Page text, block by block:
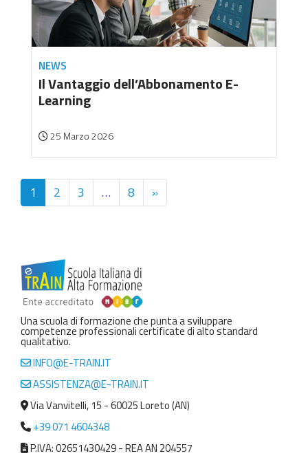
NEWS
Il Vantaggio dell’Abbonamento E-
Learning
25 Marzo 2026
1 2 3 … 8 »
Una scuola di formazione che punta a sviluppare
competenze professionali certificate di alto standard
qualitativo.
INFO@E-TRAIN.IT
ASSISTENZA@E-TRAIN.IT
Via Vanvitelli, 15 - 60025 Loreto (AN)
+39 071 4604348
P.IVA: 02651430429 - REA AN 204557